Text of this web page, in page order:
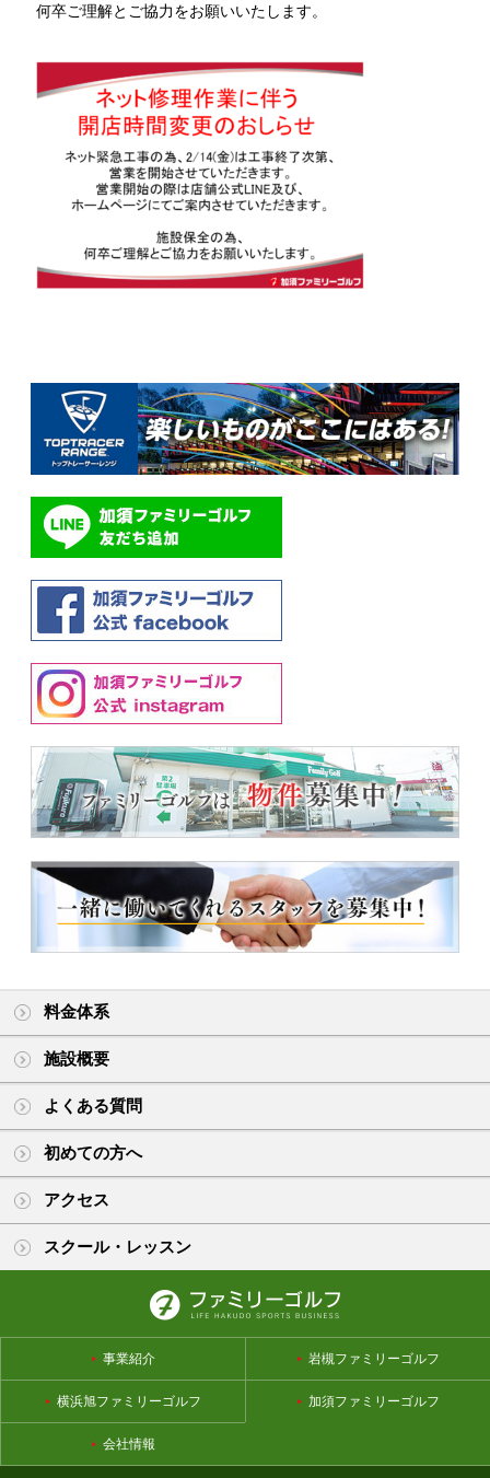
何卒ご理解とご協力をお願いいたします。
料金体系
施設概要
よくある質問
初めての方へ
アクセス
スクール・レッスン
事業紹介 岩槻ファミリーゴルフ
横浜旭ファミリーゴルフ 加須ファミリーゴルフ
会社情報